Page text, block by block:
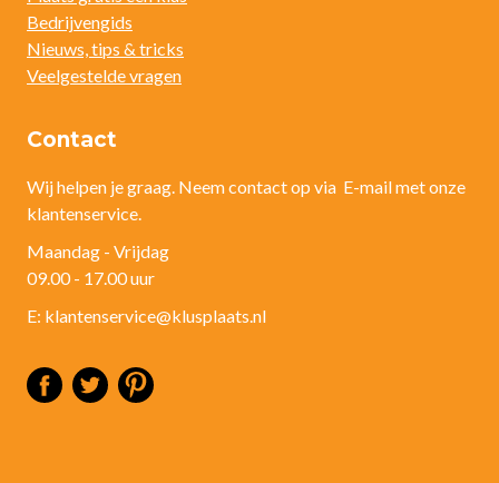
Bedrijvengids
Nieuws, tips & tricks
Veelgestelde vragen
Contact
Wij helpen je graag. Neem contact op via E-mail met onze
klantenservice.
Maandag - Vrijdag
09.00 - 17.00 uur
E: klantenservice@klusplaats.nl